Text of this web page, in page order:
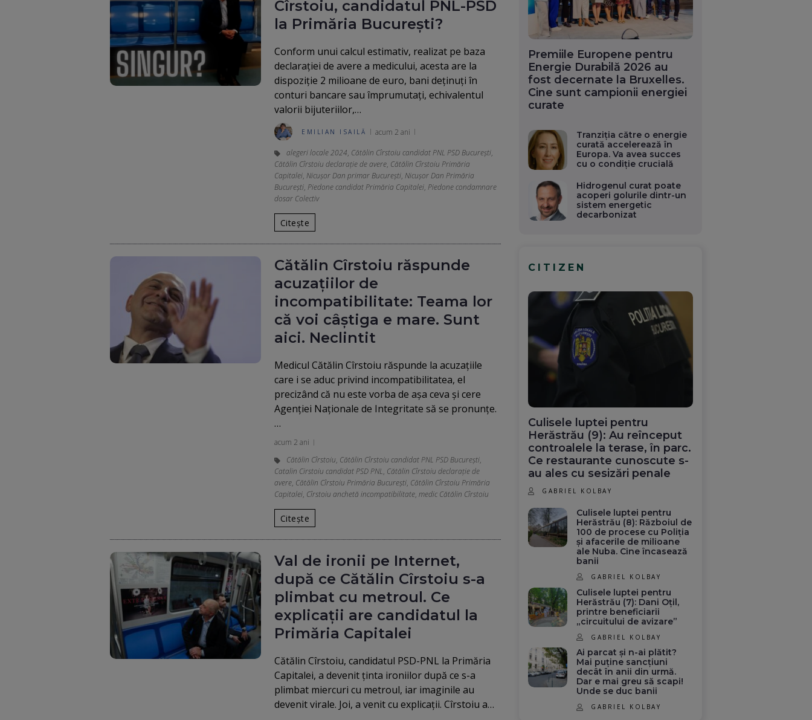
Cîrstoiu, candidatul PNL-PSD
la Primăria București?
Conform unui calcul estimativ, realizat pe baza
declarației de avere a medicului, acesta are la
dispoziție 2 milioane de euro, bani deținuți în
conturi bancare sau împrumutați, echivalentul
valorii bijuteriilor,…
EMILIAN ISAILĂ acum 2 ani
alegeri locale 2024, Cătălin Cîrstoiu candidat PNL PSD București,
Cătălin Cîrstoiu declarație de avere, Cătălin Cîrstoiu Primăria
Capitalei, Nicușor Dan primar București, Nicușor Dan Primăria
București, Piedone candidat Primăria Capitalei, Piedone condamnare
dosar Colectiv
Citește
Cătălin Cîrstoiu răspunde
acuzațiilor de
incompatibilitate: Teama lor
că voi câștiga e mare. Sunt
aici. Neclintit
Medicul Cătălin Cîrstoiu răspunde la acuzaţiile
care i se aduc privind incompatibilitatea, el
precizând că nu este vorba de aşa ceva şi cere
Agenţiei Naţionale de Integritate să se pronunţe.
…
acum 2 ani
Cătălin Cîrstoiu, Cătălin Cîrstoiu candidat PNL PSD București,
Catalin Cirstoiu candidat PSD PNL, Cătălin Cîrstoiu declarație de
avere, Cătălin Cîrstoiu Primăria București, Cătălin Cîrstoiu Primăria
Capitalei, Cîrstoiu anchetă incompatibilitate, medic Cătălin Cîrstoiu
Citește
Val de ironii pe Internet,
după ce Cătălin Cîrstoiu s-a
plimbat cu metroul. Ce
explicații are candidatul la
Primăria Capitalei
Cătălin Cîrstoiu, candidatul PSD-PNL la Primăria
Capitalei, a devenit ținta ironiilor după ce s-a
plimbat miercuri cu metroul, iar imaginile au
devenit virale. Joi, a venit cu explicații. Cîrstoiu a…
Premiile Europene pentru
Energie Durabilă 2026 au
fost decernate la Bruxelles.
Cine sunt campionii energiei
curate
Tranziția către o energie
curată accelerează în
Europa. Va avea succes
cu o condiție crucială
Hidrogenul curat poate
acoperi golurile dintr-un
sistem energetic
decarbonizat
CITIZEN
Culisele luptei pentru
Herăstrău (9): Au reînceput
controalele la terase, în parc.
Ce restaurante cunoscute s-
au ales cu sesizări penale
GABRIEL KOLBAY
Culisele luptei pentru
Herăstrău (8): Războiul de
100 de procese cu Poliția
și afacerile de milioane
ale Nuba. Cine încasează
banii
GABRIEL KOLBAY
Culisele luptei pentru
Herăstrău (7): Dani Oțil,
printre beneficiarii
„circuitului de avizare”
GABRIEL KOLBAY
Ai parcat și n-ai plătit?
Mai puține sancțiuni
decât în anii din urmă.
Dar e mai greu să scapi!
Unde se duc banii
GABRIEL KOLBAY